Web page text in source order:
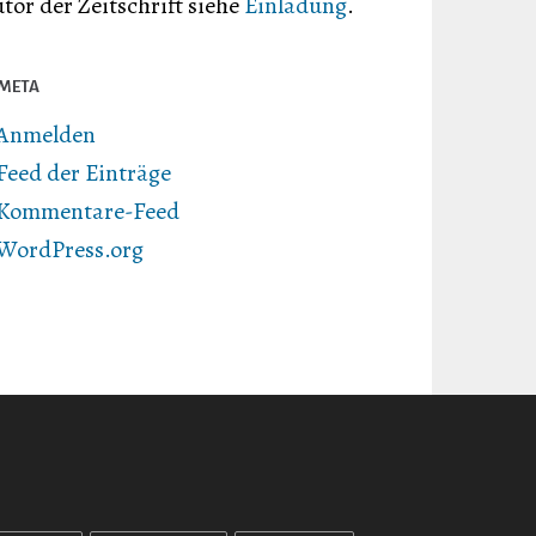
der Einträge
Feed